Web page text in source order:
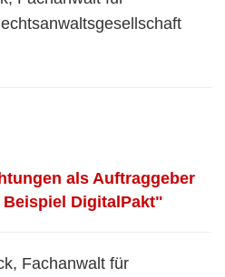
als Auftraggeber
DigitalPakt"
Fachanwalt für